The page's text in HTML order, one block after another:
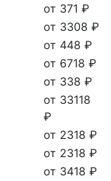
от 371 ₽
от 3308 ₽
от 448 ₽
от 6718 ₽
от 338 ₽
от 33118
₽
от 2318 ₽
от 2318 ₽
от 3418 ₽